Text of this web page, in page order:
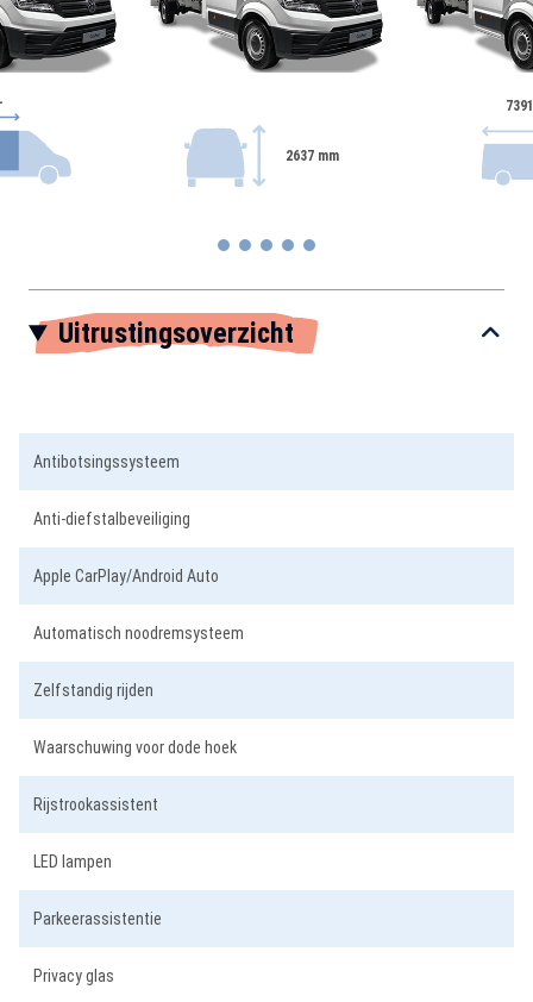
2637 mm
Uitrustingsoverzicht
Antibotsingssysteem
Anti-diefstalbeveiliging
Apple CarPlay/Android Auto
Automatisch noodremsysteem
Zelfstandig rijden
Waarschuwing voor dode hoek
Rijstrookassistent
LED lampen
Parkeerassistentie
Privacy glas